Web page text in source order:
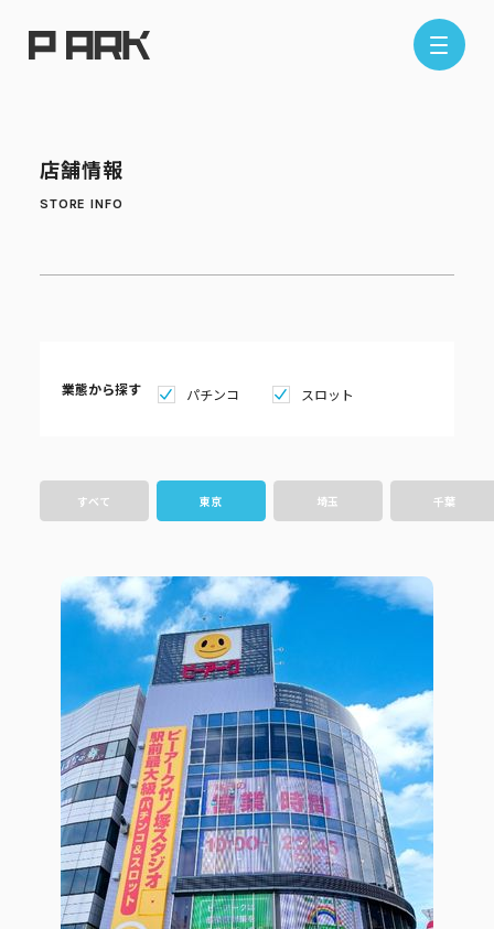
店舗情報
エリアから探す
ピーアークで楽しむ
ピーアークで楽しむ トップ
パチンコ・スロット
企業情報
企業情報 トップ
会社概要 代表挨拶
ピーアークの歩み
組織図
CSR活動
CSR活動 トップ
CSR理念
eco10プロジェクト
トピックス
企業理念 採用情報
店舗情報
業態から探す パチンコ スロット
すべて 東京 埼玉 千葉